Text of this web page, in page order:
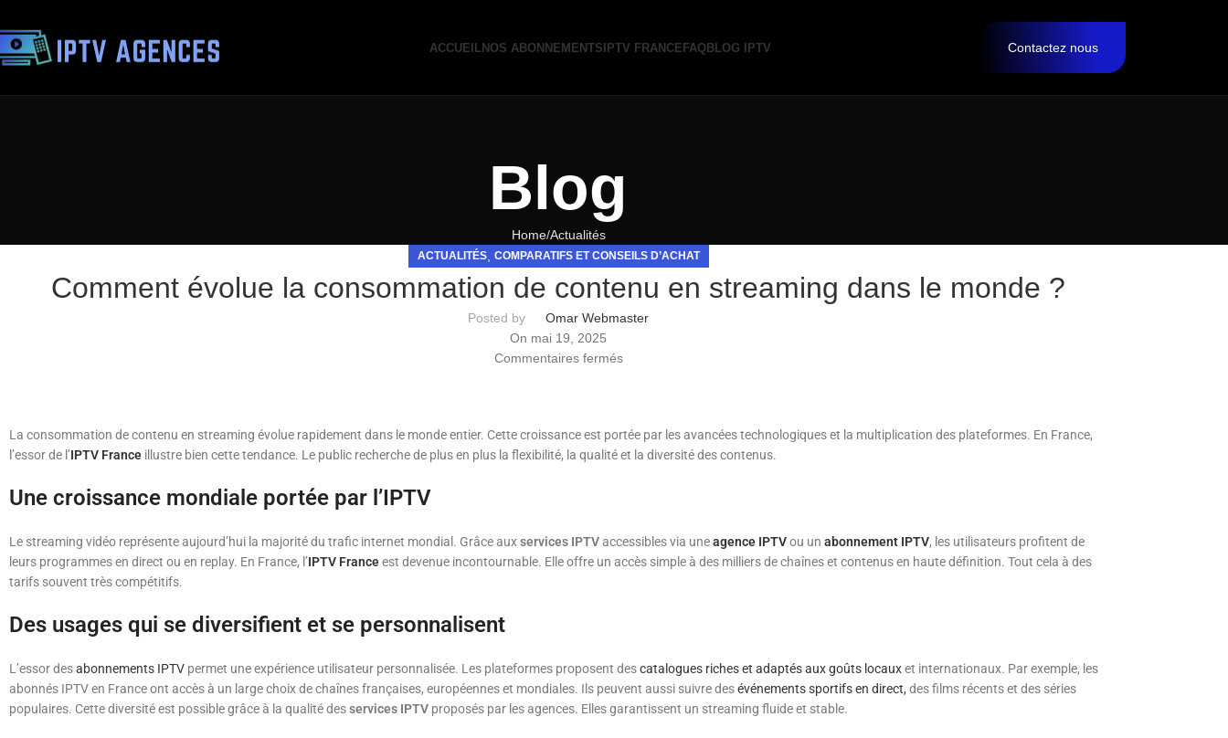
ACCUEIL NOS ABONNEMENTSIPTV FRANCEFAQBLOG IPTV Contactez nous
Blog
Home Actualités
ACTUALITÉS, COMPARATIFS ET CONSEILS D’ACHAT
Comment évolue la consommation de contenu en streaming dans le monde ?
Posted by
Omar Webmaster
On mai 19, 2025
Commentaires fermés
La consommation de contenu en streaming évolue rapidement dans le monde entier. Cette croissance est portée par les avancées technologiques et la multiplication des plateformes. En France,
l’essor de l’IPTV France illustre bien cette tendance. Le public recherche de plus en plus la flexibilité, la qualité et la diversité des contenus.
Une croissance mondiale portée par l’IPTV
Le streaming vidéo représente aujourd’hui la majorité du trafic internet mondial. Grâce auxservices IPTVaccessibles via uneagence IPTVou un abonnement IPTV, les utilisateurs profitent de
leurs programmes en direct ou en replay. En France, l’IPTV Franceest devenue incontournable. Elle offre un accès simple à des milliers de chaînes et contenus en haute définition. Tout cela à des
tarifs souvent très compétitifs.
Des usages qui se diversifient et se personnalisent
L’essor desabonnements IPTV permet une expérience utilisateur personnalisée. Les plateformes proposent descatalogues riches et adaptés aux goûts locauxet internationaux. Par exemple, les
abonnés IPTV en France ont accès à un large choix de chaînes françaises, européennes et mondiales. Ils peuvent aussi suivre desévénements sportifs en direct, des films récents et des séries
populaires. Cette diversité est possible grâce à la qualité desservices IPTV proposés par les agences. Elles garantissent un streaming fluide et stable.